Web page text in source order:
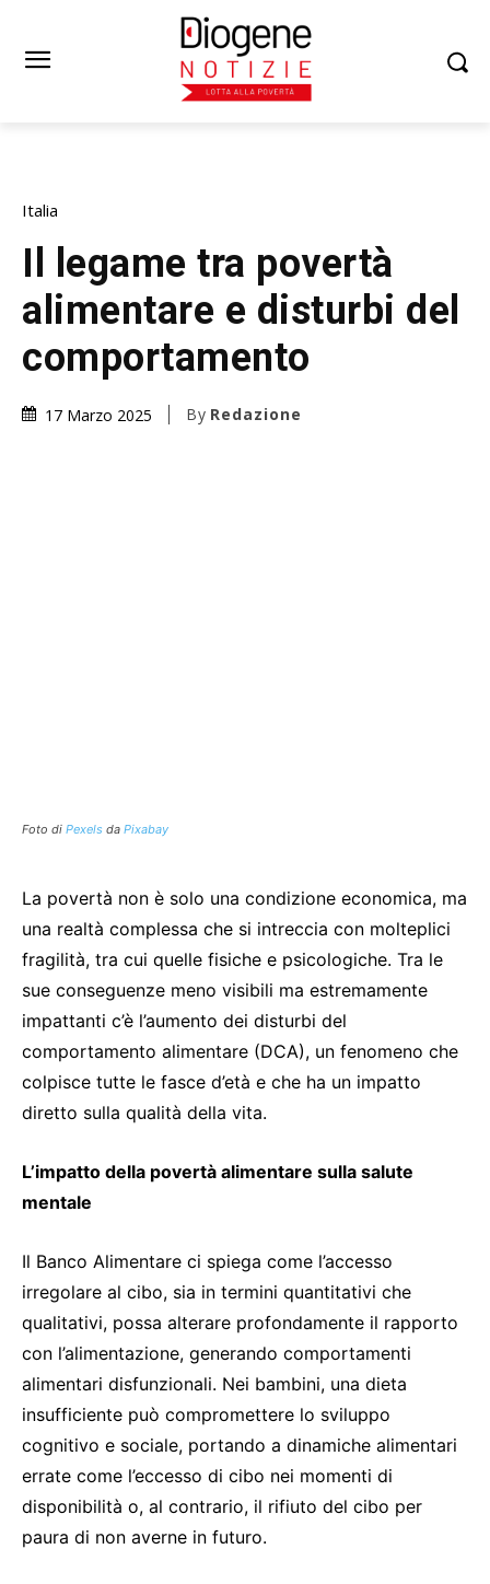
Italia
Il legame tra povertà
alimentare e disturbi del
comportamento
17 Marzo 2025 By Redazione
Foto di Pexels da Pixabay
La povertà non è solo una condizione economica, ma
una realtà complessa che si intreccia con molteplici
fragilità, tra cui quelle fisiche e psicologiche. Tra le
sue conseguenze meno visibili ma estremamente
impattanti c’è l’aumento dei disturbi del
comportamento alimentare (DCA), un fenomeno che
colpisce tutte le fasce d’età e che ha un impatto
diretto sulla qualità della vita.
L’impatto della povertà alimentare sulla salute
mentale
Il Banco Alimentare ci spiega come l’accesso
irregolare al cibo, sia in termini quantitativi che
qualitativi, possa alterare profondamente il rapporto
con l’alimentazione, generando comportamenti
alimentari disfunzionali. Nei bambini, una dieta
insufficiente può compromettere lo sviluppo
cognitivo e sociale, portando a dinamiche alimentari
errate come l’eccesso di cibo nei momenti di
disponibilità o, al contrario, il rifiuto del cibo per
paura di non averne in futuro.